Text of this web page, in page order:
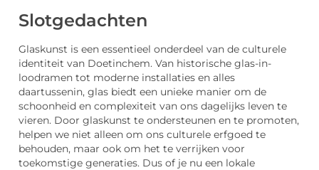
Slotgedachten
Glaskunst is een essentieel onderdeel van de culturele
identiteit van Doetinchem. Van historische glas-in-
loodramen tot moderne installaties en alles
daartussenin, glas biedt een unieke manier om de
schoonheid en complexiteit van ons dagelijks leven te
vieren. Door glaskunst te ondersteunen en te promoten,
helpen we niet alleen om ons culturele erfgoed te
behouden, maar ook om het te verrijken voor
toekomstige generaties. Dus of je nu een lokale